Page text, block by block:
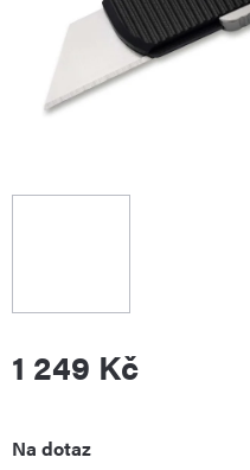
1 249 Kč
Měrná
Na dotaz